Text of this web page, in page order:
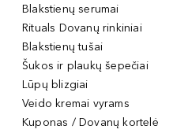
Blakstienų serumai
Rituals Dovanų rinkiniai
Blakstienų tušai
Šukos ir plaukų šepečiai
Lūpų blizgiai
Veido kremai vyrams
Kuponas / Dovanų kortelė